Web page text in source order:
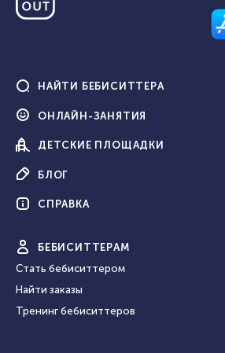
НАЙТИ БЕБИСИТТЕРА
ОНЛАЙН-ЗАНЯТИЯ
ДЕТСКИЕ ПЛОЩАДКИ
БЛОГ
СПРАВКА
БЕБИ СИТТЕРАМ
Стать бебиситтером
Найти заказы
Тренинг бебиситтеров